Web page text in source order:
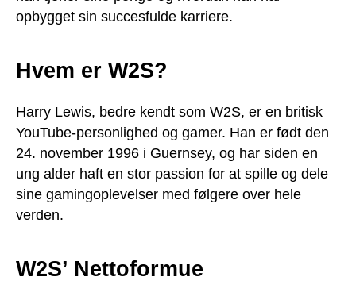
opbygget sin succesfulde karriere.
Hvem er W2S?
Harry Lewis, bedre kendt som W2S, er en britisk
YouTube-personlighed og gamer. Han er født den
24. november 1996 i Guernsey, og har siden en
ung alder haft en stor passion for at spille og dele
sine gamingoplevelser med følgere over hele
verden.
W2S’ Nettoformue